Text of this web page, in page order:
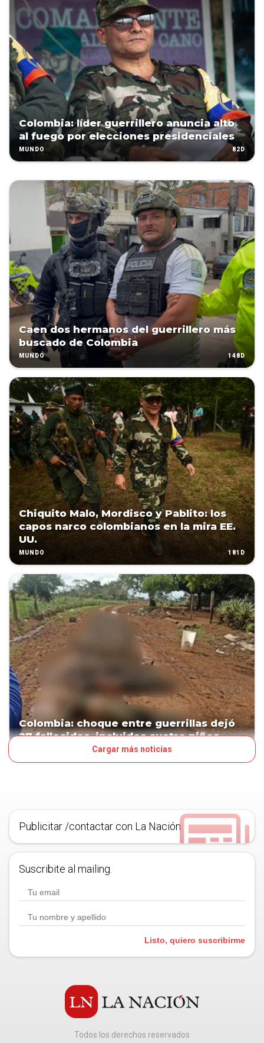
Colombia: líder guerrillero anuncia alto
al fuego por elecciones presidenciales
MUNDO 82D
Caen dos hermanos del guerrillero más
buscado de Colombia
MUNDO 148D
Chiquito Malo, Mordisco y Pablito: los
capos narco colombianos en la mira EE.
UU.
MUNDO 181D
Colombia: choque entre guerrillas dejó
27 fallecidos, incluidos cuatro niños
Cargar más noticias
Publicitar /contactar con La Nación
Suscribite al mailing.
Listo, quiero suscribirme
Todos los derechos reservados